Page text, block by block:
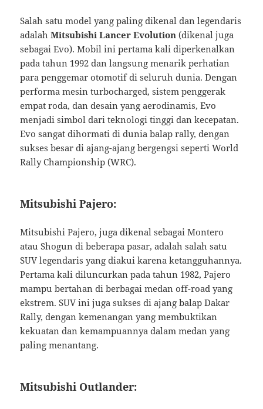
Salah satu model yang paling dikenal dan legendaris
adalahMitsubishi Lancer Evolution (dikenal juga
sebagai Evo). Mobil ini pertama kali diperkenalkan
pada tahun 1992 dan langsung menarik perhatian
para penggemar otomotif di seluruh dunia. Dengan
performa mesin turbocharged, sistem penggerak
empat roda, dan desain yang aerodinamis, Evo
menjadi simbol dari teknologi tinggi dan kecepatan.
Evo sangat dihormati di dunia balap rally, dengan
sukses besar di ajang-ajang bergengsi seperti World
Rally Championship (WRC).
Mitsubishi Pajero:
Mitsubishi Pajero, juga dikenal sebagai Montero
atau Shogun di beberapa pasar, adalah salah satu
SUV legendaris yang diakui karena ketangguhannya.
Pertama kali diluncurkan pada tahun 1982, Pajero
mampu bertahan di berbagai medan off-road yang
ekstrem. SUV ini juga sukses di ajang balap Dakar
Rally, dengan kemenangan yang membuktikan
kekuatan dan kemampuannya dalam medan yang
paling menantang.
Mitsubishi Outlander: